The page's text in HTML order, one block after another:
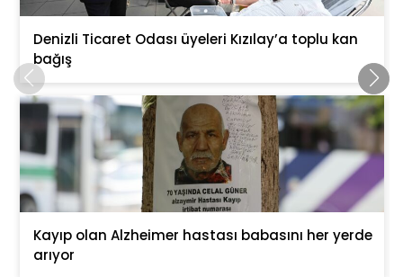
Denizli Ticaret Odası üyeleri Kızılay’a toplu kan
bağış
Kayıp olan Alzheimer hastası babasını her yerde
arıyor